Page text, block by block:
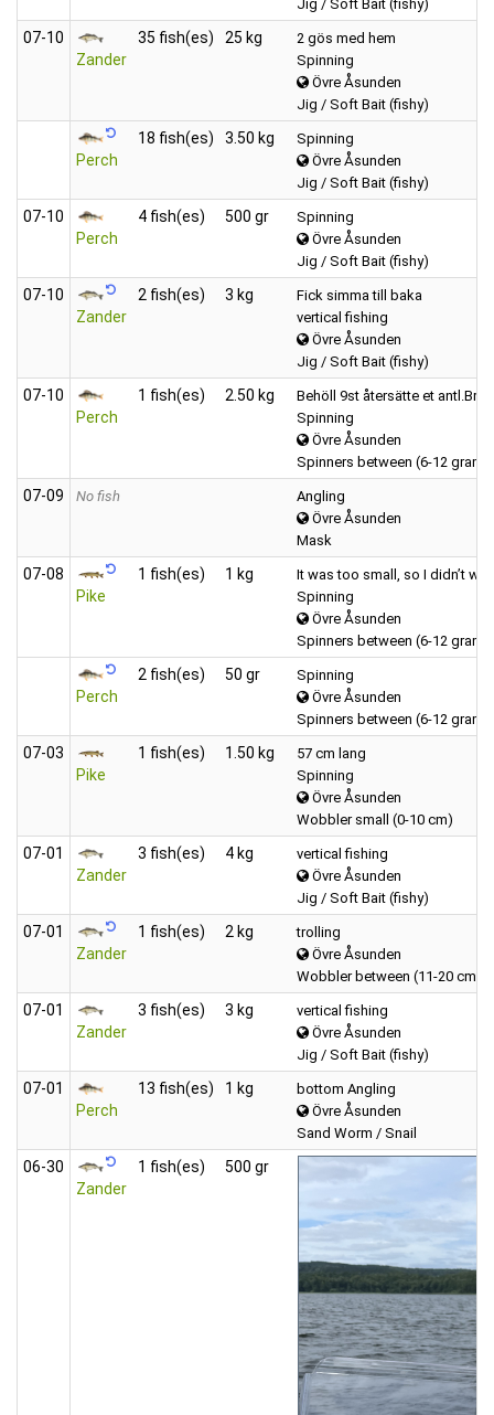
Jig / Soft Bait (fishy)
07‑10
Zander
35 fish(es) 25 kg
2 gös med hem
Spinning
Övre Åsunden
Jig / Soft Bait (fishy)
Perch
18 fish(es) 3.50 kg
Spinning
Övre Åsunden
Jig / Soft Bait (fishy)
07‑10
Perch
4 fish(es) 500 gr
Spinning
Övre Åsunden
Jig / Soft Bait (fishy)
07‑10
Zander
2 fish(es) 3 kg
Fick simma till baka
vertical fishing
Övre Åsunden
Jig / Soft Bait (fishy)
07‑10
Perch
1 fish(es) 2.50 kg
Behöll 9st återsätte et antl.Bra
Spinning
Övre Åsunden
Spinners between (6-12
07‑09 No fish
Angling
Övre Åsunden
Mask
07‑08
Pike
1 fish(es) 1 kg
It was too small, so I didn’t
Spinning
Övre Åsunden
Spinners between (6-12
Perch
2 fish(es) 50 gr
Spinning
Övre Åsunden
Spinners between (6-12
07‑03
Pike
1 fish(es) 1.50 kg
57 cm lang
Spinning
Övre Åsunden
Wobbler small (0-10 cm)
07‑01
Zander
3 fish(es) 4 kg
vertical fishing
Övre Åsunden
Jig / Soft Bait (fishy)
07‑01
Zander
1 fish(es) 2 kg
trolling
Övre Åsunden
Wobbler between (11-20 cm)
07‑01
Zander
3 fish(es) 3 kg
vertical fishing
Övre Åsunden
Jig / Soft Bait (fishy)
07‑01
Perch
13 fish(es) 1 kg
bottom Angling
Övre Åsunden
Sand Worm / Snail
06‑30
Zander
1 fish(es) 500 gr